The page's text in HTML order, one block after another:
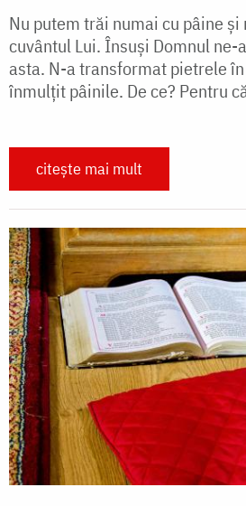
Nu putem trăi numai cu pâine
cuvântul Lui. Însuși Domnul ne-
asta. N-a transformat pietrele în
înmulțit pâinile. De ce? Pentru
citește mai mult